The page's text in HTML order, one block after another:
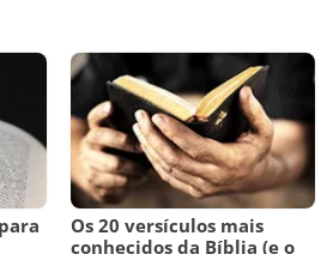
Os 20 versículos mais
conhecidos da Bíblia (e o